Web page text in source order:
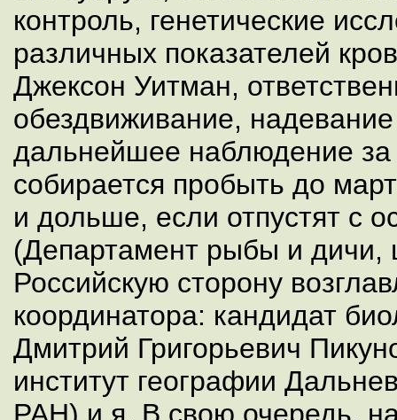
контроль, генетические
различных показателей
Джексон Уитман,
обездвиживание,
дальнейшее наблюдение
собирается пробыть до
и дольше, если отпустят с
(Департамент рыбы и дичи,
Российскую сторону
координатора: кандидат
Дмитрий Григорьевич
институт географии